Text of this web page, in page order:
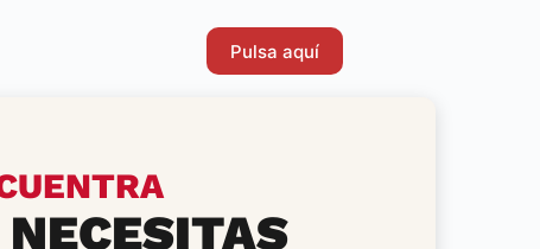
Pulsa aquí
NECESITAS